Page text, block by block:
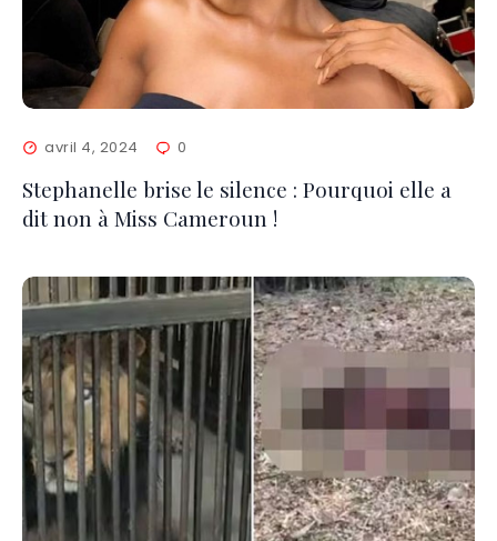
avril 4, 2024 0
Stephanelle brise le silence : Pourquoi elle a
dit non à Miss Cameroun !